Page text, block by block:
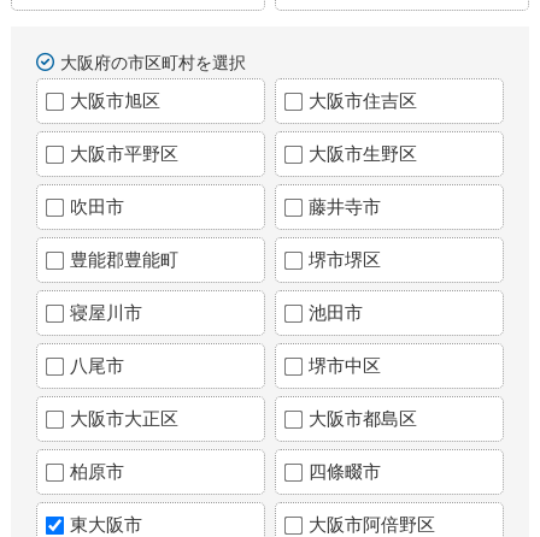
大阪府の市区町村を選択
大阪市旭区 大阪市住吉区
大阪市平野区 大阪市生野区
吹田市 藤井寺市
豊能郡豊能町 堺市堺区
寝屋川市 池田市
八尾市 堺市中区
大阪市大正区 大阪市都島区
柏原市 四條畷市
東大阪市 大阪市阿倍野区